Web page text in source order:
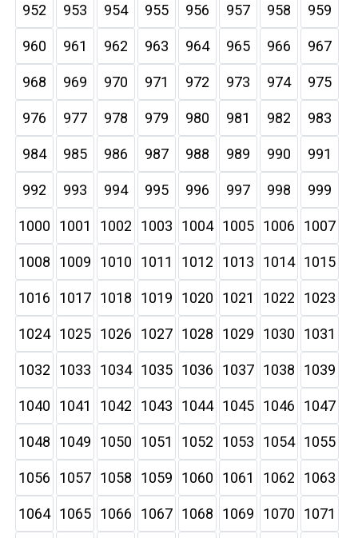
952 953 954 955 956 957 958 959
960 961 962 963 964 965 966 967
968 969 970 971 972 973 974 975
976 977 978 979 980 981 982 983
984 985 986 987 988 989 990 991
992 993 994 995 996 997 998 999
1000 1001 1002 1003 1004 1005 1006 1007
1008 1009 1010 1011 1012 1013 1014 1015
1016 1017 1018 1019 1020 1021 1022 1023
1024 1025 1026 1027 1028 1029 1030 1031
1032 1033 1034 1035 1036 1037 1038 1039
1040 1041 1042 1043 1044 1045 1046 1047
1048 1049 1050 1051 1052 1053 1054 1055
1056 1057 1058 1059 1060 1061 1062 1063
1064 1065 1066 1067 1068 1069 1070 1071